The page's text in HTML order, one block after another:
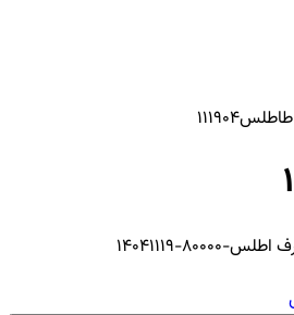
طاطلس111904
80000-14041119